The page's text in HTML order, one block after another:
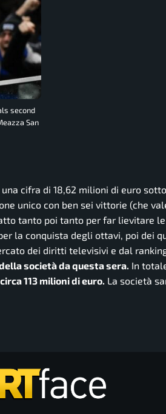
second
San
cifra di 18,62 milioni di euro
unico con ben sei vittorie (che
tanto poi tanto per far lievitare
la conquista degli ottavi, poi dei
dei diritti televisivi e dal
società da questa sera. In
circa 113 milioni di euro. La società